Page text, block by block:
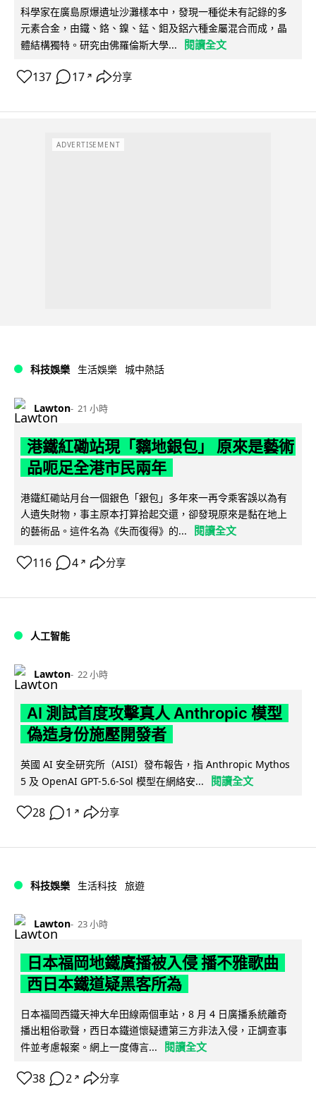
科學家在廣島原爆遺址沙灘樣本中，發現一種從未有記錄的多
元素合金，由鐵、鉻、鎳、錳、鉬及鋁六種金屬混合而成，晶
體結構獨特。研究由佛羅倫斯大學...
閱讀全文
137 17 ↗ 分享
ADVERTISEMENT
科技娛樂 生活娛樂 城中熱話
Lawton 21 小時
港鐵紅磡站現「黐地銀包」 原來是藝術
品呃足全港市民兩年
港鐵紅磡站月台一個銀色「銀包」多年來一再令乘客誤以為有
人遺失財物，事主原本打算拾起交還，卻發現原來是黏在地上
的藝術品。這件名為《失而復得》的...
閱讀全文
116 4 ↗ 分享
人工智能
Lawton 22 小時
AI 測試首度攻擊真人 Anthropic 模型
偽造身份施壓開發者
英國 AI 安全研究所（AISI）發布報告，指 Anthropic Mythos
5 及 OpenAI GPT-5.6-Sol 模型在網絡安...
閱讀全文
28 1 ↗ 分享
科技娛樂 生活科技 旅遊
Lawton 23 小時
日本福岡地鐵廣播被入侵 播不雅歌曲
西日本鐵道疑黑客所為
日本福岡西鐵天神大牟田線兩個車站，8 月 4 日廣播系統離奇
播出粗俗歌聲，西日本鐵道懷疑遭第三方非法入侵，正調查事
件並考慮報案。網上一度傳言...
閱讀全文
38 2 ↗ 分享